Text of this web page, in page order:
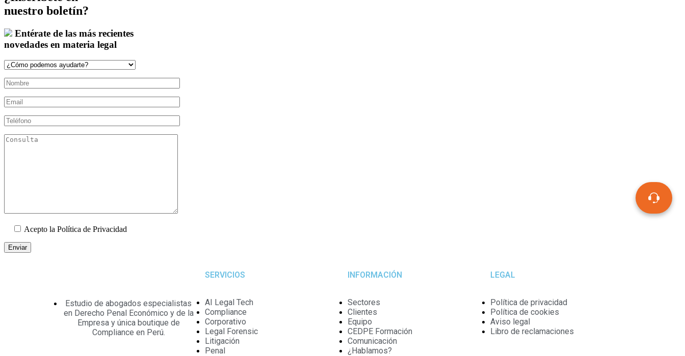
nuestro boletín?
Entérate de las más recientes
novedades en materia legal
Acepto la Política de Privacidad
Estudio de abogados especialistas
en Derecho Penal Económico y de la
Empresa y única boutique de
Compliance en Perú.
SERVICIOS
AI Legal Tech
Compliance
Corporativo
Legal Forensic
Litigación
Penal
INFORMACIÓN
Sectores
Clientes
Equipo
CEDPE Formación
Comunicación
¿Hablamos?
LEGAL
Política de privacidad
Política de cookies
Aviso legal
Libro de reclamaciones